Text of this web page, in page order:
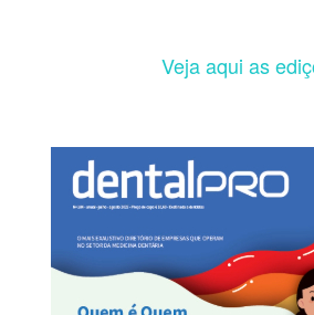
Veja aqui as